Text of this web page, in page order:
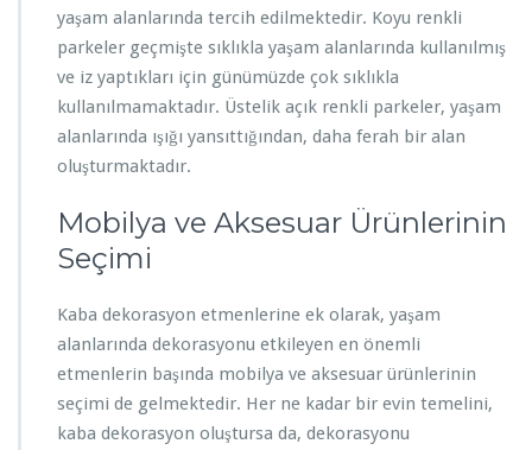
yaşam alanlarında tercih edilmektedir. Koyu renkli
parkeler geçmişte sıklıkla yaşam alanlarında kullanılmış
ve iz yaptıkları için günümüzde çok sıklıkla
kullanılmamaktadır. Üstelik açık renkli parkeler, yaşam
alanlarında ışığı yansıttığından, daha ferah bir alan
oluşturmaktadır.
Mobilya ve Aksesuar Ürünlerinin
Seçimi
Kaba dekorasyon etmenlerine ek olarak, yaşam
alanlarında dekorasyonu etkileyen en önemli
etmenlerin başında mobilya ve aksesuar ürünlerinin
seçimi de gelmektedir. Her ne kadar bir evin temelini,
kaba dekorasyon oluştursa da, dekorasyonu